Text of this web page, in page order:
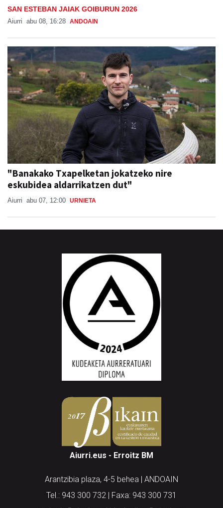
SAN ESTEBAN JAIAK GOIBURUN 2026
Aiurri abu 08, 16:28 ANDOAIN
"Banakako Txapelketan jokatzeko nire
eskubidea aldarrikatzen dut"
Aiurri abu 07, 12:00 URNIETA
Aiurri.eus - Erroitz BM
Arantzibia plaza, 4-5 behea | ANDOAIN
Tel.: 943 300 732 | Faxa: 943 300 731